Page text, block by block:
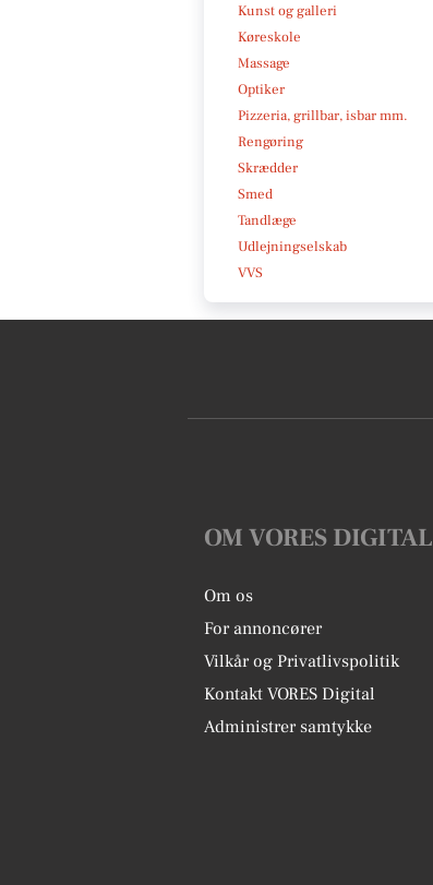
Kunst og galleri
Køreskole
Massage
Optiker
Pizzeria, grillbar, isbar mm.
Rengøring
Skrædder
Smed
Tandlæge
Udlejningselskab
VVS
OM VORES DIGITAL
Om os
For annoncører
Vilkår og Privatlivspolitik
Kontakt VORES Digital
Administrer samtykke